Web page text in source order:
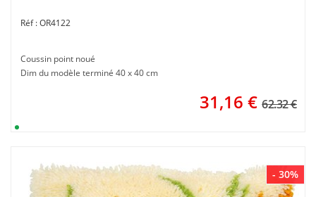
OR4122
Coussin point noué
Dim du modèle terminé 40 x 40 cm
31,16 € 62.32 €
- 30%